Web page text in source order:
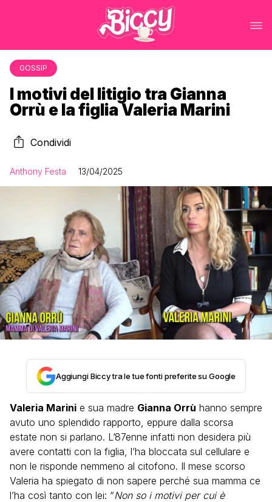
GOSSIP
I motivi del litigio tra Gianna
Orrù e la figlia Valeria Marini
Condividi
Anthony Festa 13/04/2025
Aggiungi Biccy tra le tue fonti preferite su Google
Valeria Marini e sua madre Gianna Orrù hanno sempre
avuto uno splendido rapporto, eppure dalla scorsa
estate non si parlano. L’87enne infatti non desidera più
avere contatti con la figlia, l’ha bloccata sul cellulare e
non le risponde nemmeno al citofono. Il mese scorso
Valeria ha spiegato di non sapere perché sua mamma ce
l’ha così tanto con lei: “Non so i motivi per cui è